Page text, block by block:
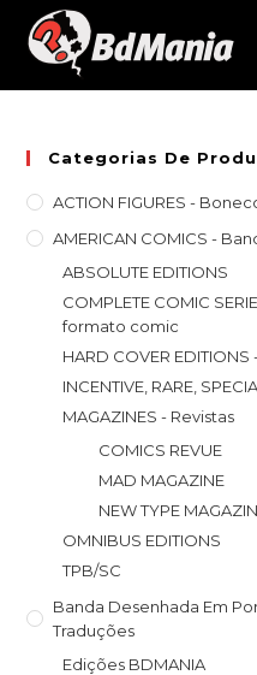
content
Categorias De
ACTION FIGURES -
AMERICAN COMICS -
ABSOLUTE EDITIONS
COMPLETE COMIC
formato comic
HARD COVER
INCENTIVE, RARE,
MAGAZINES - Revistas
COMICS REVUE
MAD MAGAZINE
NEW TYPE
OMNIBUS EDITIONS
TPB/SC
Banda Desenhada Em
Traduções
Edições BDMANIA